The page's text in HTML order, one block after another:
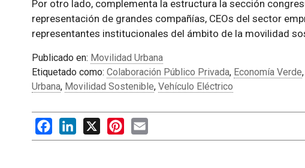
Por otro lado, complementa la estructura la sección
representación de grandes compañías, CEOs del sector
representantes institucionales del ámbito de la movilidad
Publicado en: Movilidad Urbana
Etiquetado como: Colaboración Público Privada, Economía Verde,
Urbana, Movilidad Sostenible, Vehículo Eléctrico
FacebookLinkedIn
X PinterestEmail